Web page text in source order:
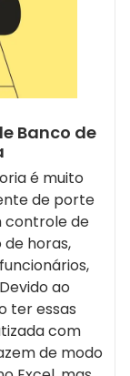
Banco de
é muito
de porte
controle de
horas,
ao
ter essas
com
de modo